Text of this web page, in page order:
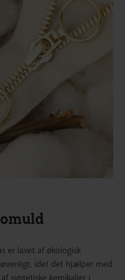
er lavet af økologisk
idet det hjælper med
syntetiske kemikalier i